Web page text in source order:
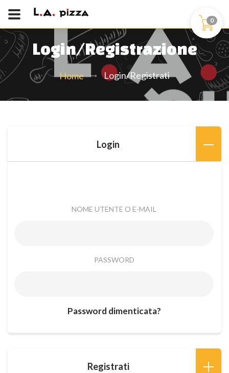
Login/Registrazione
Home Login/Registrati
Login
NOME UTENTE O E-MAIL
PASSWORD
Password dimenticata?
Registrati
0